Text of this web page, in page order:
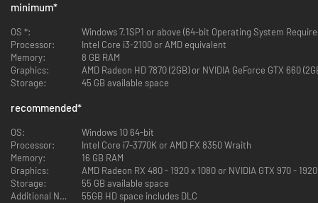
IN DE NABIJE TOEKOMST IS DE MENSHEID VERDEELD
Verken uiteenlopende locaties in een toekomst waar de mensheid gevaar
loopt.
minimum*
OS *:
Windows 7.1SP1 or above (64-bit Operating System
Processor:
Intel Core i3-2100 or AMD equivalent
Memory:
8 GB RAM
Graphics:
AMD Radeon HD 7870 (2GB) or NVIDIA GeForce GTX 660
Storage:
45 GB available space
recommended*
OS:
Windows 10 64-bit
Processor:
Intel Core i7-3770K or AMD FX 8350 Wraith
Memory:
16 GB RAM
Graphics:
AMD Radeon RX 480 - 1920 x 1080 or NVIDIA GTX 970 -
Storage:
55 GB available space
Additional Notes:
55GB HD space includes DLC